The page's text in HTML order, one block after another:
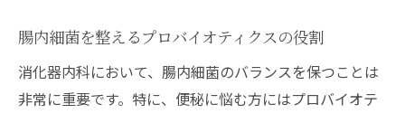
腸内細菌を整えるプロバイオティクスの役割
消化器内科において、腸内細菌のバランスを保つことは
非常に重要です。特に、便秘に悩む方にはプロバイオテ